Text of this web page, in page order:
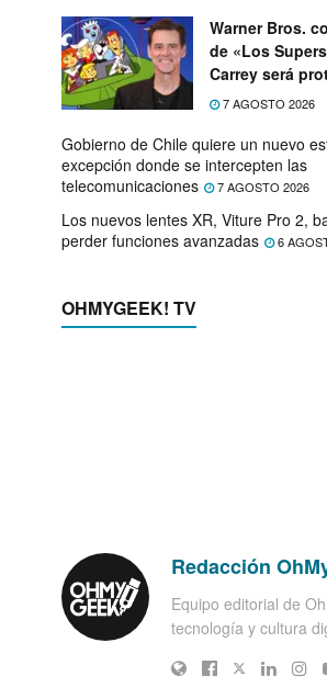
Warner Bros.
de «Los
Carrey será
7 AGOSTO 2026
Gobierno de Chile quiere un nuevo
excepción donde se intercepten las
telecomunicaciones
7 AGOSTO 2026
Los nuevos lentes XR, Viture Pro 2,
perder funciones avanzadas
6
OHMYGEEK! TV
Redacción
Equipo editorial de
tecnología y cultura